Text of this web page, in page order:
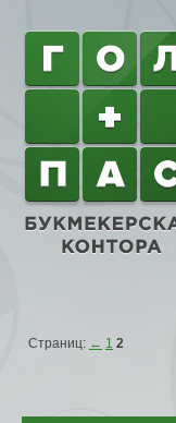
Страниц: ← 1 2